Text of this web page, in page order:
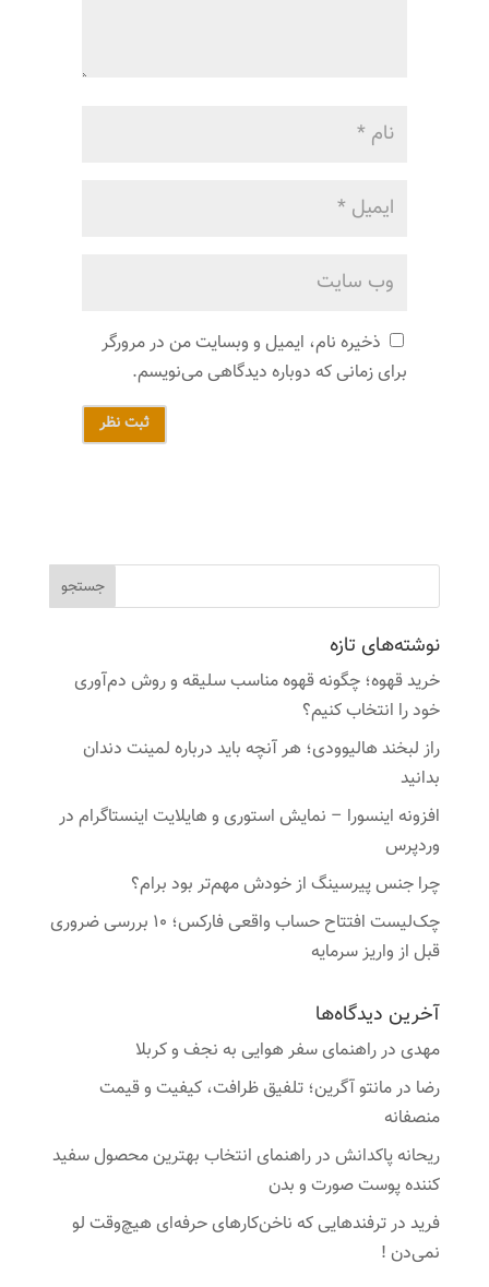
ذخیره نام، ایمیل و وبسایت من در مرورگر
برای زمانی که دوباره دیدگاهی می‌نویسم.
ثبت نظر
نوشته‌های تازه
خرید قهوه؛ چگونه قهوه مناسب سلیقه و روش دم‌آوری
خود را انتخاب کنیم؟
راز لبخند هالیوودی؛ هر آنچه باید درباره لمینت دندان
بدانید
افزونه اینسورا – نمایش استوری و هایلایت اینستاگرام در
وردپرس
چرا جنس پیرسینگ از خودش مهم‌تر بود برام؟
چک‌لیست افتتاح حساب واقعی فارکس؛ ۱۰ بررسی ضروری
قبل از واریز سرمایه
آخرین دیدگاه‌ها
مهدیدرراهنمای سفر هوایی به نجف و کربلا
رضا درمانتو آگرین؛ تلفیق ظرافت، کیفیت و قیمت
منصفانه
ریحانه پاکدانشدرراهنمای انتخاب بهترین محصول سفید
کننده پوست صورت و بدن
فریددرترفندهایی که ناخن‌کارهای حرفه‌ای هیچ‌وقت لو
نمی‌دن !